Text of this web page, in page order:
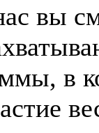
вы
в